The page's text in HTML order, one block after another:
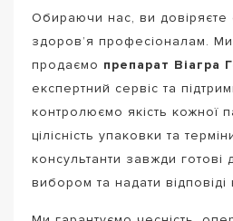
Обираючи нас, ви довіряєте
здоров’я професіоналам.
продаємо препарат Віагра
експертний сервіс та
контролюємо якість кожної
цілісність упаковки та
консультанти завжди готові
вибором та надати відповіді